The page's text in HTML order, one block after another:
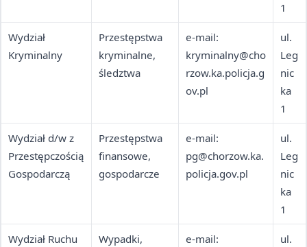
1
Wydział
Kryminalny
Przestępstwa
kryminalne,
śledztwa
e-mail:
kryminalny@cho
rzow.ka.policja.g
ov.pl
ul.
Leg
nic
ka
1
Wydział d/w z
Przestępczością
Gospodarczą
Przestępstwa
finansowe,
gospodarcze
e-mail:
pg@chorzow.ka.
policja.gov.pl
ul.
Leg
nic
ka
1
Wydział Ruchu
Wypadki,
e-mail:
ul.